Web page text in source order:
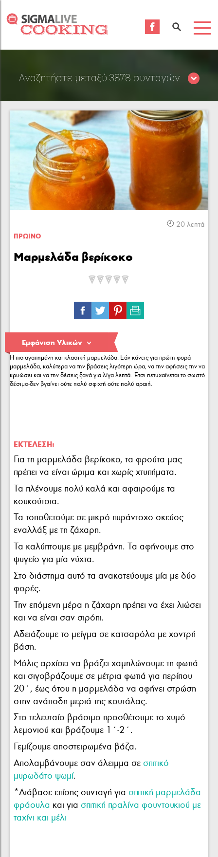
Αναζητήστε μεταξύ 3878 συνταγών
Περιορίστε τα αποτελέσματα αναζήτησης επιλέγοντας
κατηγορίες:
Θαλασσινά 20 λεπτά
ΠΡΩΙΝΟ
Μαρμελάδα βερίκοκο
Εμφάνιση Υλικών
ΕΙΣΑΓΩΓΉ:
Η πιο αγαπημένη και κλασική μαρµελάδα. Εάν κάνεις για πρώτη φορά
μαρµελάδα, καλύτερα να την βράσεις λιγότερη ώρα, να την αφήσεις την να
κρυώσει και να την δέσεις ξανά για λίγα λεπτά. Έτσι πετυχαίνεται το σωστό
δέσιμο-δεν βγαίνει ούτε πολύ σφιχτή ούτε πολύ αραιή.
ΕΚΤΈΛΕΣΗ:
Για τη μαρμελάδα βερίκοκο, τα φρούτα µας
πρέπει να είναι ώριμα και χωρίς χτυπήματα.
Τα πλένουμε πολύ καλά και αφαιρούμε τα
κουκούτσια.
Τα τοποθετούμε σε μικρό πυράντοχο σκεύος
εναλλάξ µε τη ζάχαρη.
Τα καλύπτουμε µε μεμβράνη. Τα αφήνουμε στο
ψυγείο για µία νύχτα.
Στο διάστημα αυτό τα ανακατεύουμε µία µε δύο
φορές.
Την επόμενη μέρα η ζάχαρη πρέπει να έχει λιώσει
και να είναι σαν σιρόπι.
Αδειάζουμε το μείγμα σε κατσαρόλα µε χοντρή
βάση.
Μόλις αρχίσει να βράζει χαμηλώνουμε τη φωτιά
και σιγοβράζουμε σε μέτρια φωτιά για περίπου
20΄, έως ότου η μαρµελάδα να αφήνει στρώση
στην ανάποδη μεριά της κουτάλας.
Στο τελευταίο βράσιμο προσθέτουμε το χυμό
λεμονιού και βράζουμε 1΄-2΄.
Γεμίζουμε αποστειρωμένα βάζα.
Απολαμβάνουμε σαν άλειμμα σεσπιτικό
μυρωδάτο ψωμί.
*Διάβασε επίσης συνταγή γιασπιτική μαρμελάδα
φράουλα και γιασπιτική πραλίνα φουντουκιού με
ταχίνι και μέλι